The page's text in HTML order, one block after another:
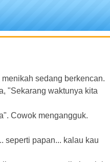
sedang berkencan.
"Sekarang waktunya kita
Cowok mengangguk.
seperti papan... kalau kau